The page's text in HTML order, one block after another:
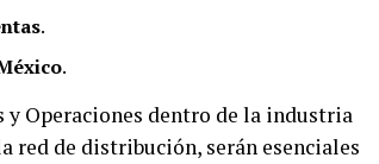
.
.
Operaciones dentro de la industria
de distribución, serán esenciales